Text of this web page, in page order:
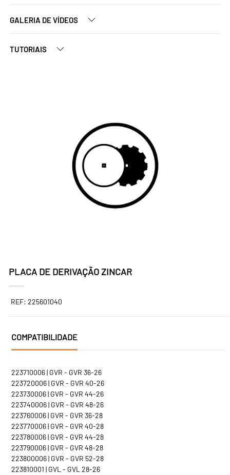
GALERIA DE VÍDEOS
TUTORIAIS
PLACA DE DERIVAÇÃO ZINCAR
REF: 225601040
COMPATIBILIDADE
223710006 | GVR - GVR 36-26
223720006 | GVR - GVR 40-26
223730006 | GVR - GVR 44-26
223740006 | GVR - GVR 48-26
223760006 | GVR - GVR 36-28
223770006 | GVR - GVR 40-28
223780006 | GVR - GVR 44-28
223790006 | GVR - GVR 48-28
223800006 | GVR - GVR 52-28
223810001 | GVL - GVL 28-26